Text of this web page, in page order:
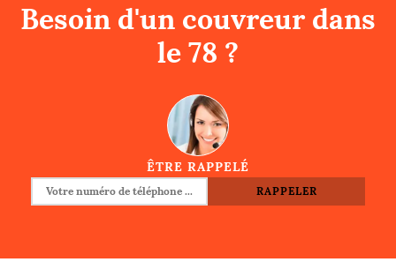
Besoin d'un couvreur dans
le 78 ?
ÊTRE RAPPELÉ